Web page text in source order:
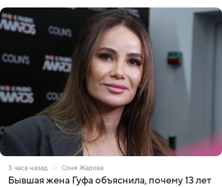
3 часа назад Соня Жарова
Бывшая жена Гуфа объяснила, почему 13 лет